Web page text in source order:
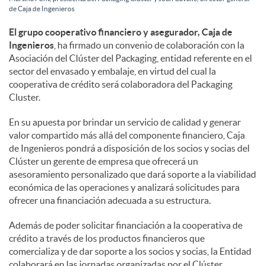
l
e
s
de Caja de Ingenieros
El grupo cooperativo financiero y asegurador, Caja de
Ingenieros , ha firmado un convenio de colaboración con la
Asociación del Clúster del Packaging, entidad referente en el
sector del envasado y embalaje, en virtud del cual la
cooperativa de crédito será colaboradora del Packaging
Cluster.
En su apuesta por brindar un servicio de calidad y generar
valor compartido más allá del componente financiero, Caja
de Ingenieros pondrá a disposición de los socios y socias del
Clúster un gerente de empresa que ofrecerá un
asesoramiento personalizado que dará soporte a la viabilidad
económica de las operaciones y analizará solicitudes para
ofrecer una financiación adecuada a su estructura.
Además de poder solicitar financiación a la cooperativa de
crédito a través de los productos financieros que
comercializa y de dar soporte a los socios y socias, la Entidad